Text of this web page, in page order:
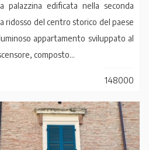
palazzina edificata nella seconda
ridosso del centro storico del paese
appartamento sviluppato al
composto...
148000